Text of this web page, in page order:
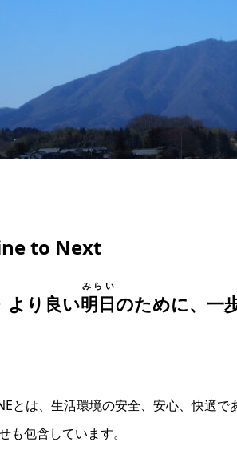
to Next
より良い明日
みらい
のために、一
とは、生活環境の安全、安心、快適で
も包含しています。